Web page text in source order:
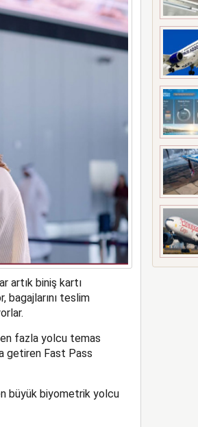
artık biniş kartı
bagajlarını teslim
fazla yolcu temas
getiren Fast Pass
büyük biyometrik yolcu